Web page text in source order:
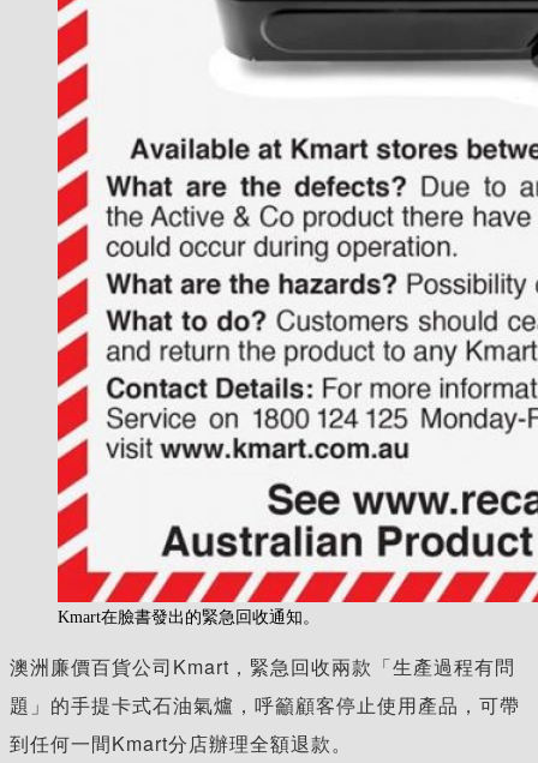
Kmart在臉書發出的緊急回收通知。
澳洲廉價百貨公司Kmart，緊急回收兩款「生產過程有問
題」的手提卡式石油氣爐，呼籲顧客停止使用產品，可帶
到任何一間Kmart分店辦理全額退款。